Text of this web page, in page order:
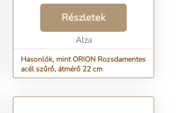
Részletek
Alza
Hasonlók, mint ORION Rozsdamentes
acél szűrő, átmérő 22 cm